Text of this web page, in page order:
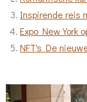
Inspirende reis
Expo New York
NFT's De